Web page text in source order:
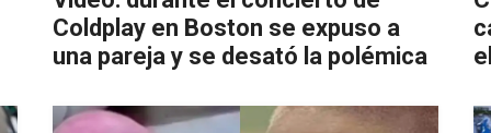
Coldplay en Boston se expuso a
una pareja y se desató la polémica